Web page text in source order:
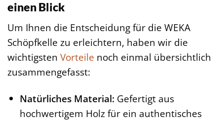
einen Blick
Um Ihnen die Entscheidung für die WEKA
Schöpfkelle zu erleichtern, haben wir die
wichtigsten Vorteile noch einmal übersichtlich
zusammengefasst:
Natürliches Material: Gefertigt aus
hochwertigem Holz für ein authentisches